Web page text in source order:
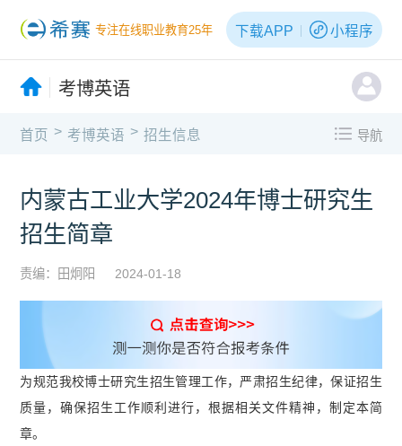
专注在线职业教育25年 下载APP 小程序
考博英语
首页 > 考博英语 > 招生信息 导航
内蒙古工业大学2024年博士研究生
招生简章
责编：田炯阳 2024-01-18
为规范我校博士研究生招生管理工作，严肃招生纪律，保证招生
质量，确保招生工作顺利进行，根据相关文件精神，制定本简
章。